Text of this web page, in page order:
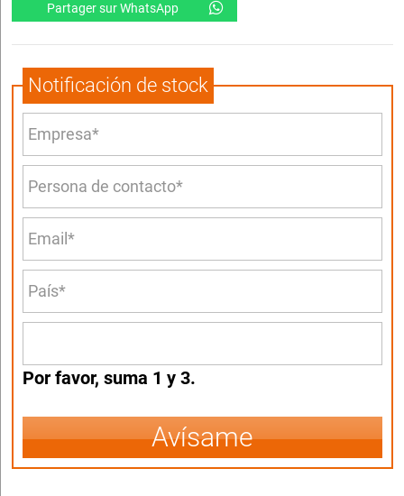
Partager sur WhatsApp
Notificación de stock
Por favor, suma 1 y 3.
Avísame